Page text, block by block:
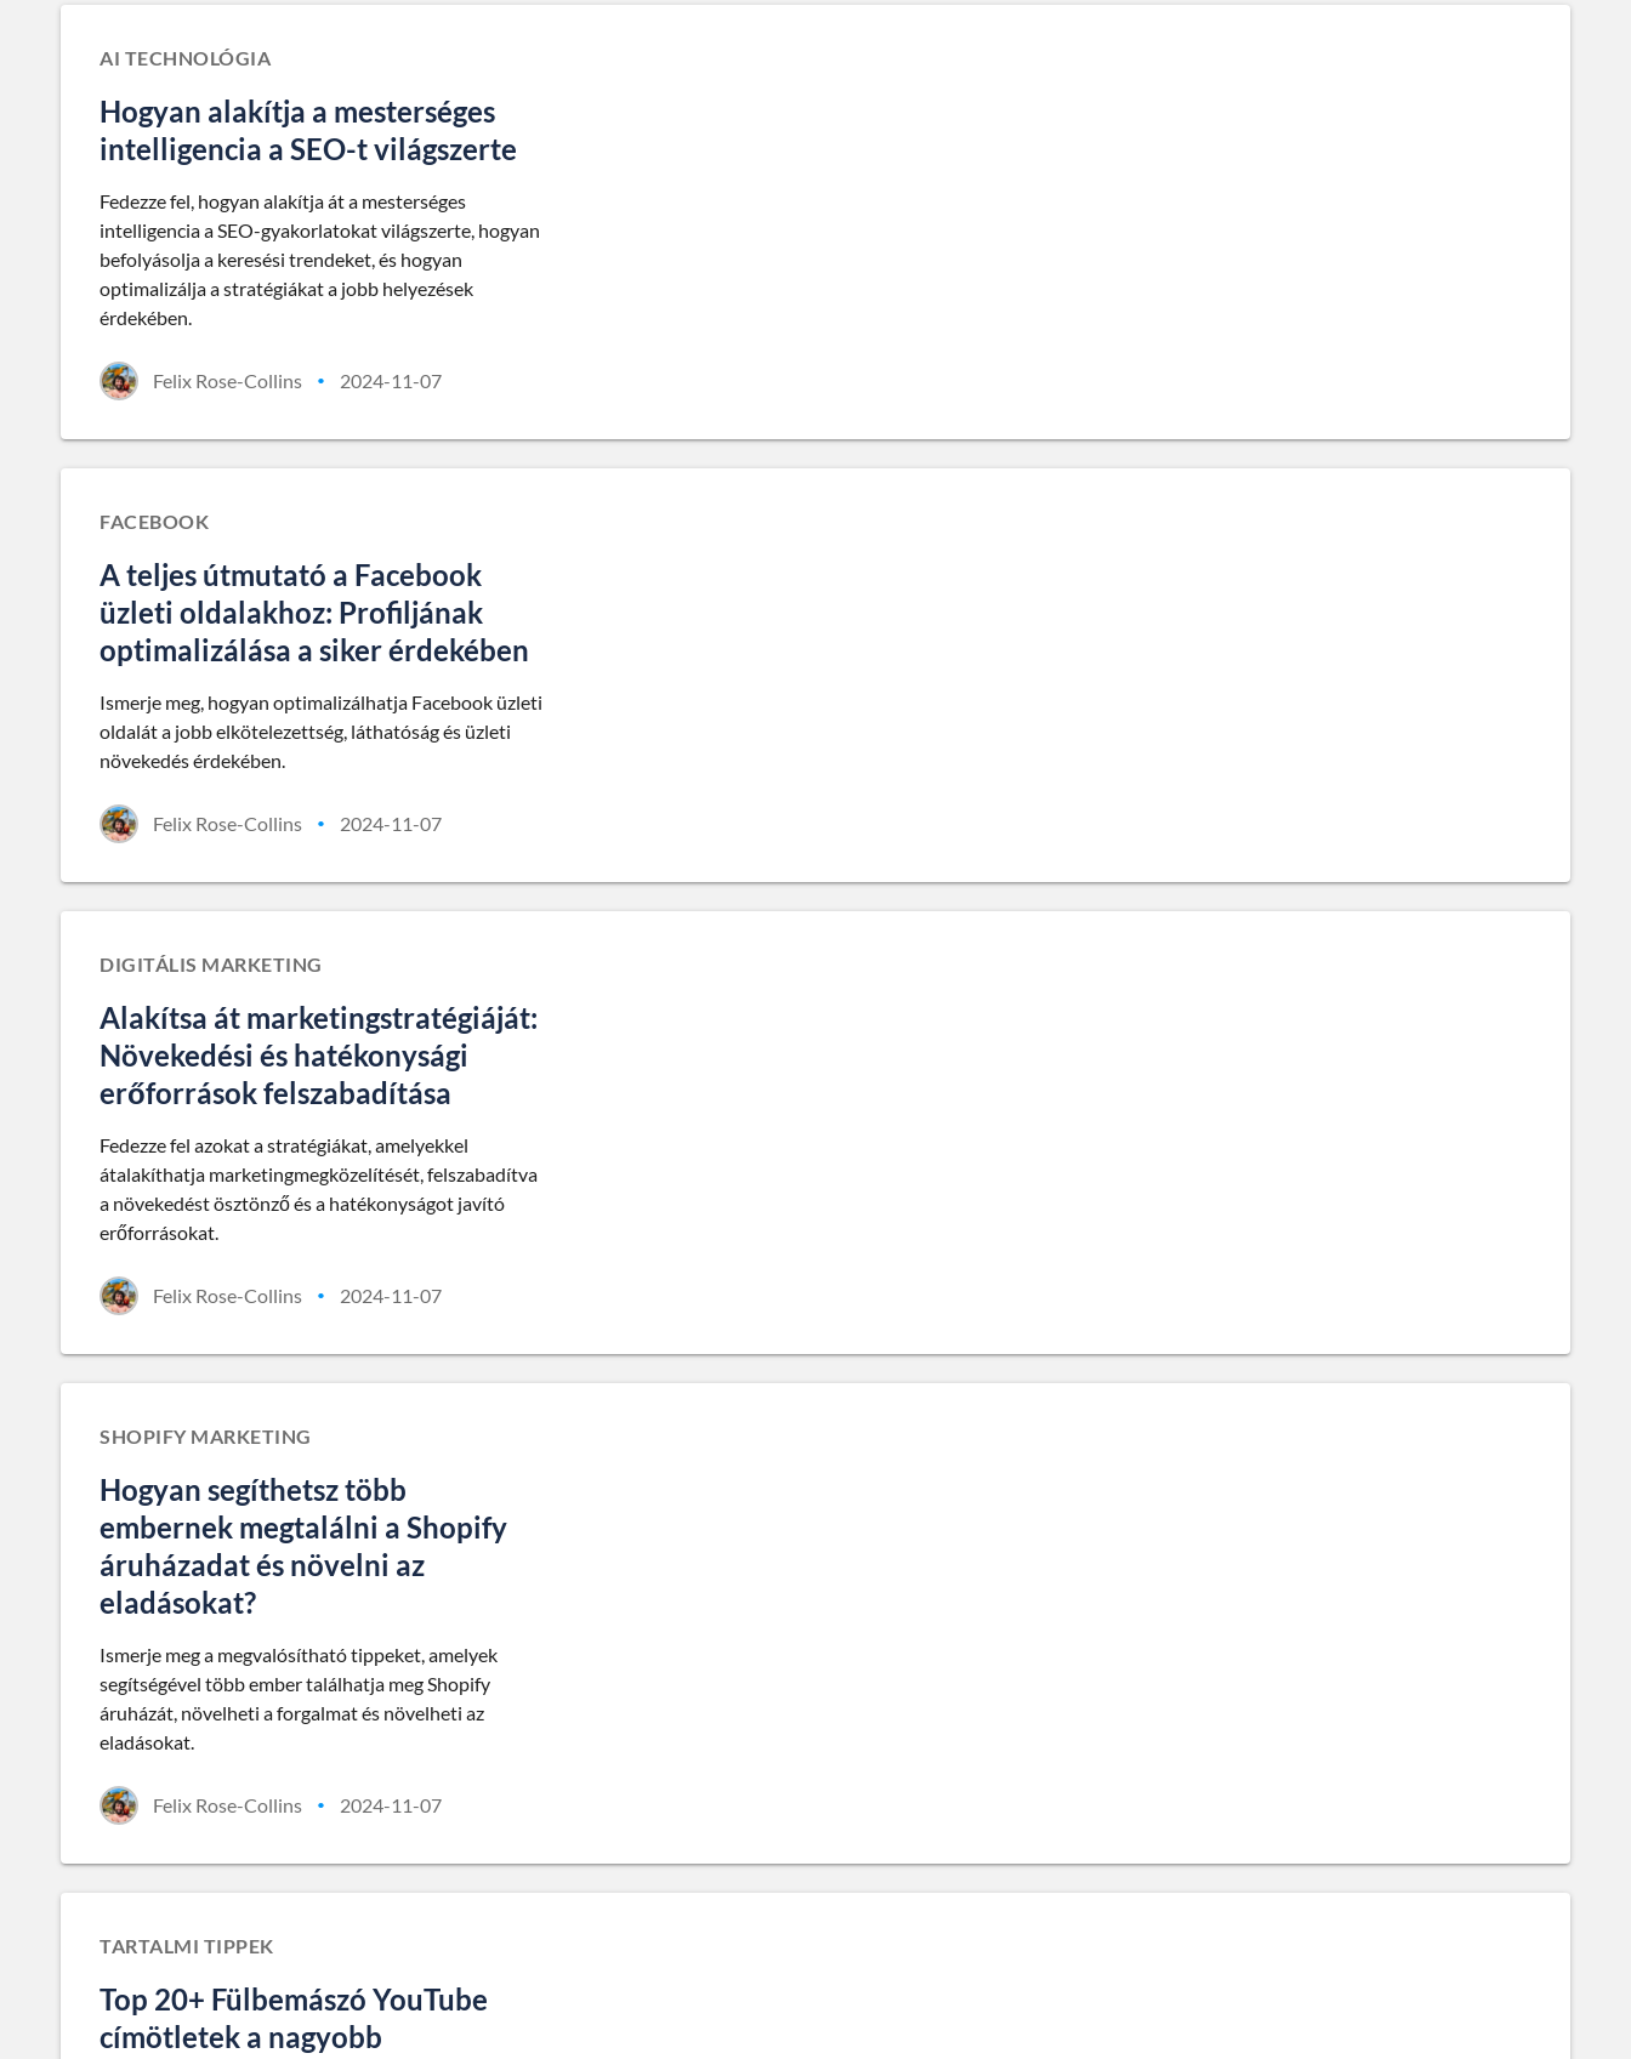
AI TECHNOLÓGIA
Hogyan alakítja a mesterséges
intelligencia a SEO-t világszerte
Fedezze fel, hogyan alakítja át a mesterséges
intelligencia a SEO-gyakorlatokat világszerte, hogyan
befolyásolja a keresési trendeket, és hogyan
optimalizálja a stratégiákat a jobb helyezések
érdekében.
Felix Rose-Collins • 2024-11-07
FACEBOOK
A teljes útmutató a Facebook
üzleti oldalakhoz: Profiljának
optimalizálása a siker érdekében
Ismerje meg, hogyan optimalizálhatja Facebook üzleti
oldalát a jobb elkötelezettség, láthatóság és üzleti
növekedés érdekében.
Felix Rose-Collins • 2024-11-07
DIGITÁLIS MARKETING
Alakítsa át marketingstratégiáját:
Növekedési és hatékonysági
erőforrások felszabadítása
Fedezze fel azokat a stratégiákat, amelyekkel
átalakíthatja marketingmegközelítését, felszabadítva
a növekedést ösztönző és a hatékonyságot javító
erőforrásokat.
Felix Rose-Collins • 2024-11-07
SHOPIFY MARKETING
Hogyan segíthetsz több
embernek megtalálni a Shopify
áruházadat és növelni az
eladásokat?
Ismerje meg a megvalósítható tippeket, amelyek
segítségével több ember találhatja meg Shopify
áruházát, növelheti a forgalmat és növelheti az
eladásokat.
Felix Rose-Collins • 2024-11-07
TARTALMI TIPPEK
Top 20+ Fülbemászó YouTube
címötletek a nagyobb